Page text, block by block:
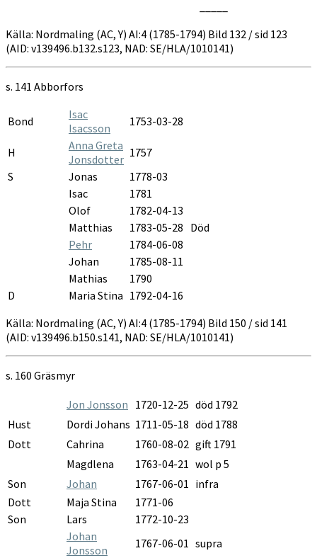
Källa: Nordmaling (AC, Y) AI:4 (1785-1794) Bild 132 / sid 123
(AID: v139496.b132.s123, NAD: SE/HLA/1010141)
s. 141 Abborfors
Bond
Isac
Isacsson
1753-03-28
H
Anna Greta
Jonsdotter 1757
S
Jonas
1778-03
Isac
1781
Olof
1782-04-13
Matthias
1783-05-28 Död
Pehr
1784-06-08
Johan
1785-08-11
Mathias
1790
D
Maria Stina 1792-04-16
Källa: Nordmaling (AC, Y) AI:4 (1785-1794) Bild 150 / sid 141
(AID: v139496.b150.s141, NAD: SE/HLA/1010141)
s. 160 Gräsmyr
Jon Jonsson 1720-12-25 död 1792
Hust
Dordi Johans 1711-05-18 död 1788
Dott
Cahrina 1760-08-02 gift 1791
Magdlena
1763-04-21 wol p 5
Son
Johan 1767-06-01 infra
Dott
Maja Stina
1771-06
Son
Lars
1772-10-23
Johan
Jonsson
1767-06-01 supra